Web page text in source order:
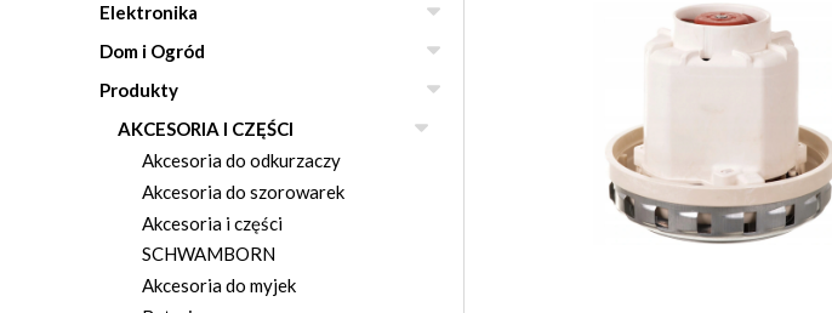
Elektronika
Dom i Ogród
Produkty
AKCESORIA I CZĘŚCI
Akcesoria do odkurzaczy
Akcesoria do szorowarek
Akcesoria i części
SCHWAMBORN
Akcesoria do myjek